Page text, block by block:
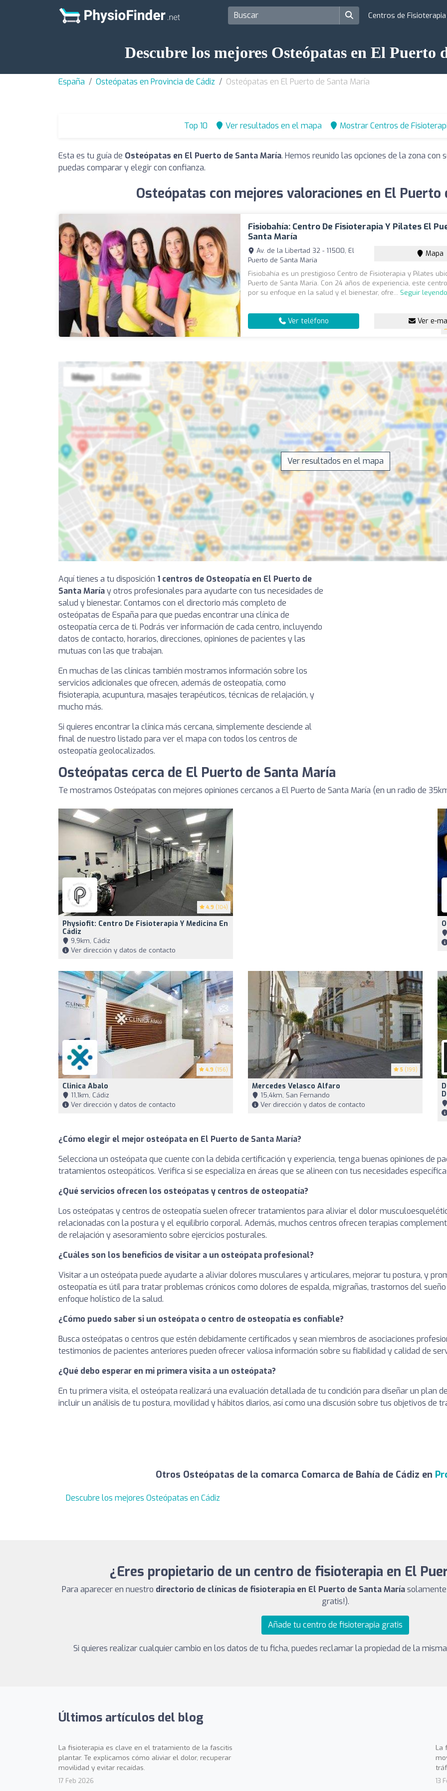
Centros de
Descubre los mejores Osteópatas en El Puerto
España Osteópatas en Provincia de Cádiz Osteópatas en El Puerto de Santa María
Top 10 Ver resultados en el mapa Mostrar Centros de
Esta es tu guía de Osteópatas en El Puerto de Santa María. Hemos reunido las opciones de la zona
puedas comparar y elegir con confianza.
Osteópatas con mejores valoraciones en El Puerto
Fisiobahía: Centro De Fisioterapia Y Pilates El
Santa María
Av. de la Libertad 32 - 11500, El
Puerto de Santa María
Mapa
Fisiobahía es un prestigioso Centro de Fisioterapia y Pilates
Puerto de Santa María. Con 24 años de experiencia, este
por su enfoque en la salud y el bienestar, ofre... Seguir
Ver teléfono Ver e-
Ver resultados en el mapa
Aquí tienes a tu disposición 1 centros de Osteopatía en El Puerto de
Santa Maríay otros profesionales para ayudarte con tus necesidades de
salud y bienestar. Contamos con el directorio más completo de
osteópatas de España para que puedas encontrar una clínica de
osteopatía cerca de ti. Podrás ver información de cada centro, incluyendo
datos de contacto, horarios, direcciones, opiniones de pacientes y las
mutuas con las que trabajan.
En muchas de las clínicas también mostramos información sobre los
servicios adicionales que ofrecen, además de osteopatía, como
fisioterapia, acupuntura, masajes terapéuticos, técnicas de relajación, y
mucho más.
Si quieres encontrar la clínica más cercana, simplemente desciende al
final de nuestro listado para ver el mapa con todos los centros de
osteopatía geolocalizados.
Osteópatas cerca de El Puerto de Santa María
Te mostramos Osteópatas con mejores opiniones cercanos a El Puerto de Santa María (en un radio de
4.9 (104)
Physiofit: Centro De Fisioterapia Y Medicina En
Cádiz
9,9km, Cádiz
Ver dirección y datos de contacto
4.9 (156)
Clinica Abalo
11,1km, Cádiz
Ver dirección y datos de contacto
5 (199)
Mercedes Velasco Alfaro
15,4km, San Fernando
Ver dirección y datos de contacto
¿Cómo elegir el mejor osteópata en El Puerto de Santa María?
Selecciona un osteópata que cuente con la debida certificación y experiencia, tenga buenas opiniones de
tratamientos osteopáticos. Verifica si se especializa en áreas que se alineen con tus necesidades
¿Qué servicios ofrecen los osteópatas y centros de osteopatía?
Los osteópatas y centros de osteopatía suelen ofrecer tratamientos para aliviar el dolor
relacionadas con la postura y el equilibrio corporal. Además, muchos centros ofrecen terapias
de relajación y asesoramiento sobre ejercicios posturales.
¿Cuáles son los beneficios de visitar a un osteópata profesional?
Visitar a un osteópata puede ayudarte a aliviar dolores musculares y articulares, mejorar tu postura, y
osteopatía es útil para tratar problemas crónicos como dolores de espalda, migrañas, trastornos del
enfoque holístico de la salud.
¿Cómo puedo saber si un osteópata o centro de osteopatía es confiable?
Busca osteópatas o centros que estén debidamente certificados y sean miembros de asociaciones
testimonios de pacientes anteriores pueden ofrecer valiosa información sobre su fiabilidad y calidad de
¿Qué debo esperar en mi primera visita a un osteópata?
En tu primera visita, el osteópata realizará una evaluación detallada de tu condición para diseñar un plan
incluir un análisis de tu postura, movilidad y hábitos diarios, así como una discusión sobre tus objetivos de
Otros Osteópatas de la comarca Comarca de Bahía de Cádiz en
Descubre los mejores Osteópatas en Cádiz
¿Eres propietario de un centro de fisioterapia en El
Para aparecer en nuestro directorio de clínicas de fisioterapia en El Puerto de Santa Maríasolamente
gratis!).
Añade tu centro de fisioterapia gratis
Si quieres realizar cualquier cambio en los datos de tu ficha, puedes reclamar la propiedad de la
Últimos artículos del blog
La fisioterapia es clave en el tratamiento de la fascitis
plantar. Te explicamos cómo aliviar el dolor, recuperar
movilidad y evitar recaídas.
17 Feb 2026
La
13